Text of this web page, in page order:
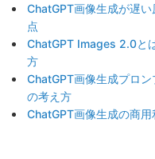
ChatGPT画像生成が遅
点
ChatGPT Images 2.0と
方
ChatGPT画像生成プロ
の考え方
ChatGPT画像生成の商